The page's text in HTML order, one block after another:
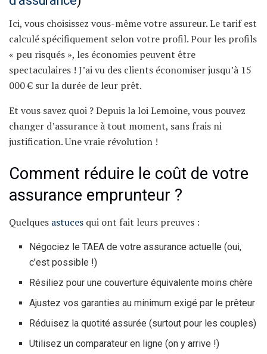
Ici, vous choisissez vous-même votre assureur. Le tarif est
calculé spécifiquement selon votre profil. Pour les profils
« peu risqués », les économies peuvent être
spectaculaires ! J’ai vu des clients économiser jusqu’à 15
000 € sur la durée de leur prêt.
Et vous savez quoi ? Depuis la loi Lemoine, vous pouvez
changer d’assurance à tout moment, sans frais ni
justification. Une vraie révolution !
Comment réduire le coût de votre
assurance emprunteur ?
Quelques astuces qui ont fait leurs preuves :
Négociez le TAEA de votre assurance actuelle (oui,
c’est possible !)
Résiliez pour une couverture équivalente moins chère
Ajustez vos garanties au minimum exigé par le prêteur
Réduisez la quotité assurée (surtout pour les couples)
Utilisez un comparateur en ligne (on y arrive !)